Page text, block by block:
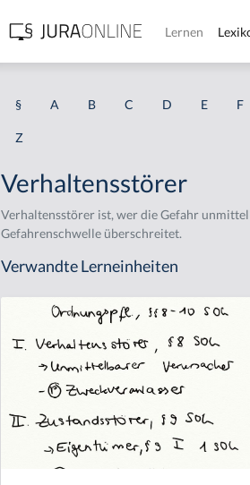
Lernen
§ A B C D E F
Z
Verhaltensstörer
Verhaltensstörer ist, wer die Gefahr
Gefahrenschwelle überschreitet.
Verwandte Lerneinheiten